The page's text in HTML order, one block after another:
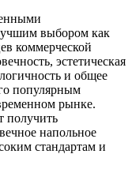
выбором как
коммерческой
эстетическая
и общее
популярным
рынке.
получить
напольное
стандартам и